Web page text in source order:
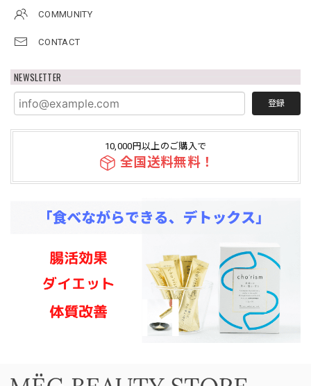
COMMUNITY
CONTACT
NEWSLETTER
登録
10,000円以上のご購入で
全国送料無料！